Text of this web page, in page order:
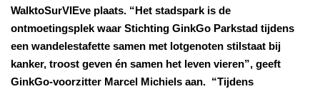
WalktoSurVIEve plaats. “Het stadspark is de
ontmoetingsplek waar Stichting GinkGo Parkstad tijdens
een wandelestafette samen met lotgenoten stilstaat bij
kanker, troost geven én samen het leven vieren”, geeft
GinkGo-voorzitter Marcel Michiels aan. “Tijdens